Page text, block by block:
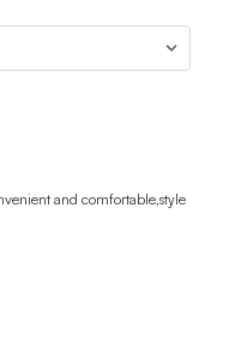
and comfortable,style